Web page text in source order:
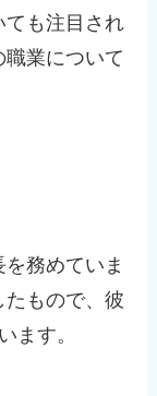
ても注目され
業について
務めていま
もので、彼
ます。